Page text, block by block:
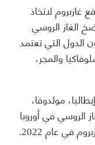
غازبروم لاتخاذ
الغاز الروسي
الدول التي تعتمد
والمجر،
مولدوفا،
الروسي في أوروبا
في عام 2022.